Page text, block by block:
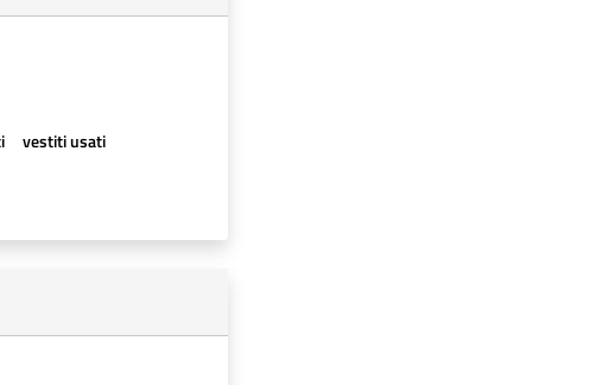
vestiti usati